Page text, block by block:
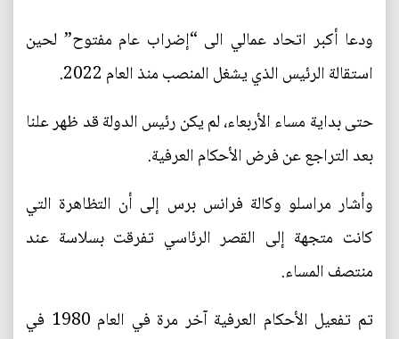
ودعا أكبر اتحاد عمالي الى “إضراب عام مفتوح” لحين
استقالة الرئيس الذي يشغل المنصب منذ العام 2022.
حتى بداية مساء الأربعاء، لم يكن رئيس الدولة قد ظهر علنا
بعد التراجع عن فرض الأحكام العرفية.
وأشار مراسلو وكالة فرانس برس إلى أن التظاهرة التي
كانت متجهة إلى القصر الرئاسي تفرقت بسلاسة عند
منتصف المساء.
تم تفعيل الأحكام العرفية آخر مرة في العام 1980 في